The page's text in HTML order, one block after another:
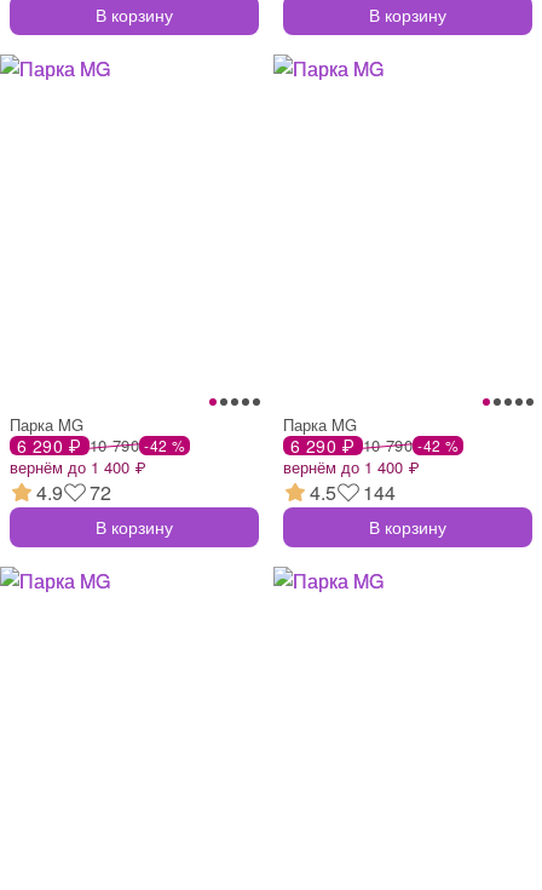
В корзину В корзину
Парка MG
6 290 ₽ 10 790 -42 %
вернём до 1 400 ₽
4.9 72
В корзину
Парка MG
6 290 ₽ 10 790 -42 %
вернём до 1 400 ₽
4.5 144
В корзину